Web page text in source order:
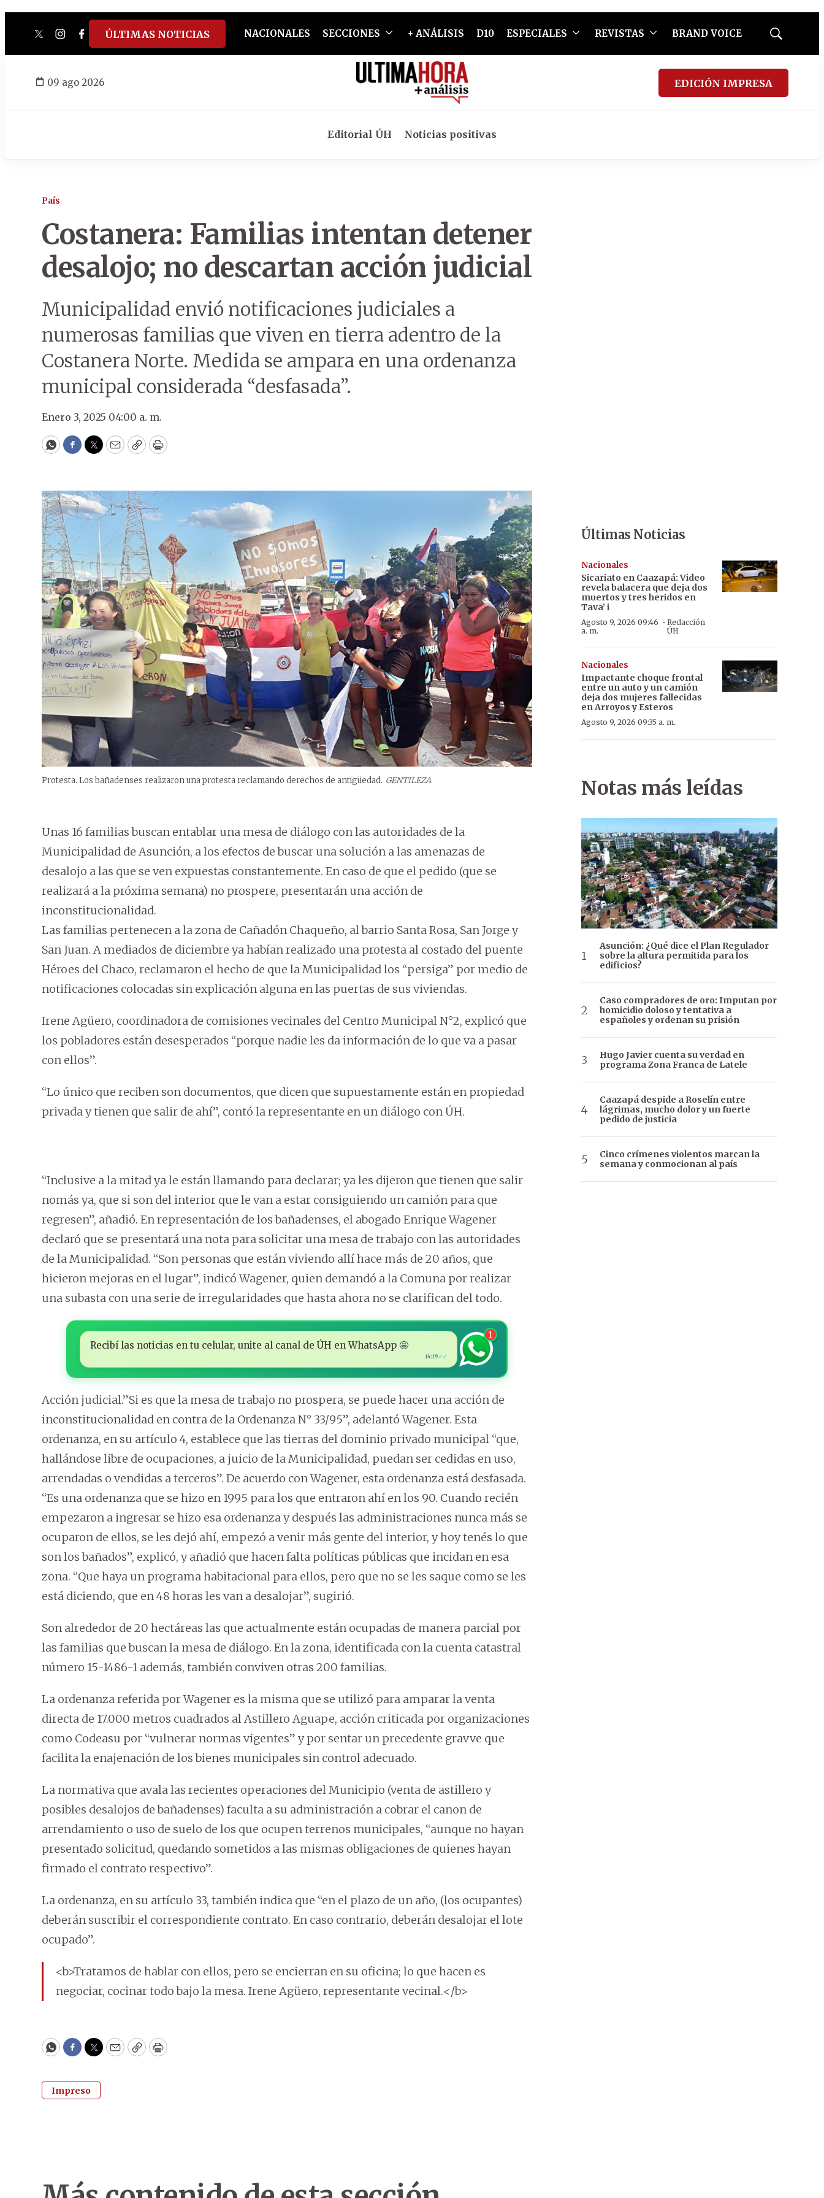
twitterinstagram
facebook
tiktokyoutube
spotify
ÚLTIMAS NOTICIAS NACIONALES SECCIONES + ANÁLISIS D10 ESPECIALES REVISTAS BRAND VOICE
Mostrar
09 ago 2026 EDICIÓN IMPRESA
Editorial ÚH Noticias positivas
País
Costanera: Familias intentan detener
desalojo; no descartan acción judicial
Municipalidad envió notificaciones judiciales a
numerosas familias que viven en tierra adentro de la
Costanera Norte. Medida se ampara en una ordenanza
municipal considerada “desfasada”.
Enero 3, 2025 04:00 a. m.
WhatsApp
Facebook
Twitter
EmailCopyPrint
Protesta. Los bañadenses realizaron una protesta reclamando derechos de antigüedad. GENTILEZA
Unas 16 familias buscan entablar una mesa de diálogo con las autoridades de la
Municipalidad de Asunción, a los efectos de buscar una solución a las amenazas de
desalojo a las que se ven expuestas constantemente. En caso de que el pedido (que se
realizará a la próxima semana) no prospere, presentarán una acción de
inconstitucionalidad.
Las familias pertenecen a la zona de Cañadón Chaqueño, al barrio Santa Rosa, San Jorge y
San Juan. A mediados de diciembre ya habían realizado una protesta al costado del puente
Héroes del Chaco, reclamaron el hecho de que la Municipalidad los “persiga” por medio de
notificaciones colocadas sin explicación alguna en las puertas de sus viviendas.
Irene Agüero, coordinadora de comisiones vecinales del Centro Municipal N°2, explicó que
los pobladores están desesperados “porque nadie les da información de lo que va a pasar
con ellos”.
“Lo único que reciben son documentos, que dicen que supuestamente están en propiedad
privada y tienen que salir de ahí”, contó la representante en un diálogo con ÚH.
“Inclusive a la mitad ya le están llamando para declarar; ya les dijeron que tienen que salir
nomás ya, que si son del interior que le van a estar consiguiendo un camión para que
regresen”, añadió. En representación de los bañadenses, el abogado Enrique Wagener
declaró que se presentará una nota para solicitar una mesa de trabajo con las autoridades
de la Municipalidad. “Son personas que están viviendo allí hace más de 20 años, que
hicieron mejoras en el lugar”, indicó Wagener, quien demandó a la Comuna por realizar
una subasta con una serie de irregularidades que hasta ahora no se clarifican del todo.
Recibí las noticias en tu celular, unite al canal de ÚH en WhatsApp 🤩
14:19 ✓✓
1
Acción judicial.”Si es que la mesa de trabajo no prospera, se puede hacer una acción de
inconstitucionalidad en contra de la Ordenanza N° 33/95”, adelantó Wagener. Esta
ordenanza, en su artículo 4, establece que las tierras del dominio privado municipal “que,
hallándose libre de ocupaciones, a juicio de la Municipalidad, puedan ser cedidas en uso,
arrendadas o vendidas a terceros”. De acuerdo con Wagener, esta ordenanza está desfasada.
“Es una ordenanza que se hizo en 1995 para los que entraron ahí en los 90. Cuando recién
empezaron a ingresar se hizo esa ordenanza y después las administraciones nunca más se
ocuparon de ellos, se les dejó ahí, empezó a venir más gente del interior, y hoy tenés lo que
son los bañados”, explicó, y añadió que hacen falta políticas públicas que incidan en esa
zona. “Que haya un programa habitacional para ellos, pero que no se les saque como se les
está diciendo, que en 48 horas les van a desalojar”, sugirió.
Son alrededor de 20 hectáreas las que actualmente están ocupadas de manera parcial por
las familias que buscan la mesa de diálogo. En la zona, identificada con la cuenta catastral
número 15-1486-1 además, también conviven otras 200 familias.
La ordenanza referida por Wagener es la misma que se utilizó para amparar la venta
directa de 17.000 metros cuadrados al Astillero Aguape, acción criticada por organizaciones
como Codeasu por “vulnerar normas vigentes” y por sentar un precedente gravve que
facilita la enajenación de los bienes municipales sin control adecuado.
La normativa que avala las recientes operaciones del Municipio (venta de astillero y
posibles desalojos de bañadenses) faculta a su administración a cobrar el canon de
arrendamiento o uso de suelo de los que ocupen terrenos municipales, “aunque no hayan
presentado solicitud, quedando sometidos a las mismas obligaciones de quienes hayan
firmado el contrato respectivo”.
La ordenanza, en su artículo 33, también indica que “en el plazo de un año, (los ocupantes)
deberán suscribir el correspondiente contrato. En caso contrario, deberán desalojar el lote
ocupado”.
<b>Tratamos de hablar con ellos, pero se encierran en su oficina; lo que hacen es
negociar, cocinar todo bajo la mesa. Irene Agüero, representante vecinal.</b>
WhatsApp
Facebook
Twitter
EmailCopyPrint
Impreso
Últimas Noticias
Nacionales
Sicariato en Caazapá: Video
revela balacera que deja dos
muertos y tres heridos en
Tava’ i
Agosto 9, 2026 09:46
a. m.
·Redacción
ÚH
Nacionales
Impactante choque frontal
entre un auto y un camión
deja dos mujeres fallecidas
en Arroyos y Esteros
Agosto 9, 2026 09:35 a. m.
Notas más leídas
Asunción: ¿Qué dice el Plan Regulador
sobre la altura permitida para los
edificios?
Caso compradores de oro: Imputan por
homicidio doloso y tentativa a
españoles y ordenan su prisión
Hugo Javier cuenta su verdad en
programa Zona Franca de Latele
Caazapá despide a Roselín entre
lágrimas, mucho dolor y un fuerte
pedido de justicia
Cinco crímenes violentos marcan la
semana y conmocionan al país